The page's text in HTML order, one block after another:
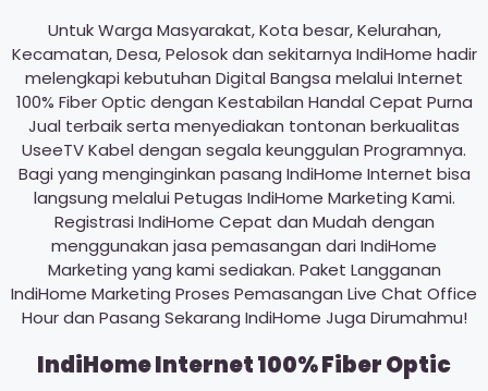
Untuk Warga Masyarakat, Kota besar, Kelurahan,
Kecamatan, Desa, Pelosok dan sekitarnya IndiHome hadir
melengkapi kebutuhan Digital Bangsa melalui Internet
100% Fiber Optic dengan Kestabilan Handal Cepat Purna
Jual terbaik serta menyediakan tontonan berkualitas
UseeTV Kabel dengan segala keunggulan Programnya.
Bagi yang menginginkan pasang IndiHome Internet bisa
langsung melalui Petugas IndiHome Marketing Kami.
Registrasi IndiHome Cepat dan Mudah dengan
menggunakan jasa pemasangan dari IndiHome
Marketing yang kami sediakan. Paket Langganan
IndiHome Marketing Proses Pemasangan Live Chat Office
Hour dan Pasang Sekarang IndiHome Juga Dirumahmu!
IndiHome Internet 100% Fiber Optic